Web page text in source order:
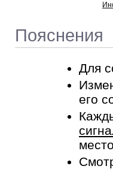
Пояснения
Для
его